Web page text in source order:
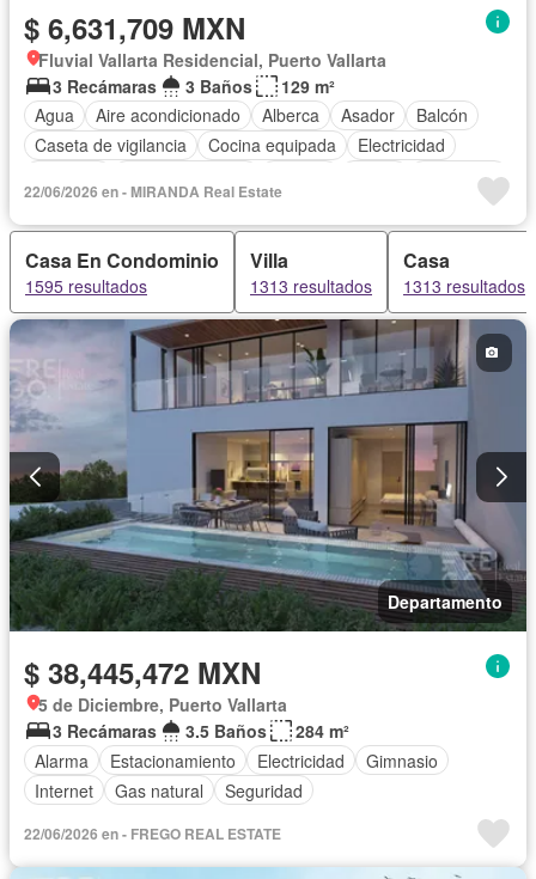
$ 6,631,709 MXN
Fluvial Vallarta Residencial, Puerto Vallarta
3 Recámaras
3 Baños
129 m²
Agua
Aire acondicionado Alberca Asador
Balcón
Caseta de vigilancia
Cocina equipada
Electricidad
Seguridad
Terraza
Vista panorámica Wifi
Completamente amueblado
22/06/2026 en - MIRANDA Real Estate
Casa En Condominio
1595 resultados
Villa
1313 resultados
Casa
1313 resultados
Departamento
$ 38,445,472 MXN
5 de Diciembre, Puerto Vallarta
3 Recámaras
3.5 Baños
284 m²
Alarma
Estacionamiento Electricidad
Gimnasio
Internet
Gas natural Seguridad
22/06/2026 en - FREGO REAL ESTATE